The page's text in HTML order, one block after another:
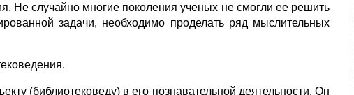
Не случайно многие поколения ученых не смогли ее решить
задачи, необходимо проделать ряд мыслительных
(библиотековеду) в его познавательной деятельности. Он